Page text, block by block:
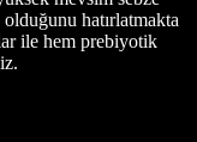
hatırlatmakta
ile hem prebiyotik